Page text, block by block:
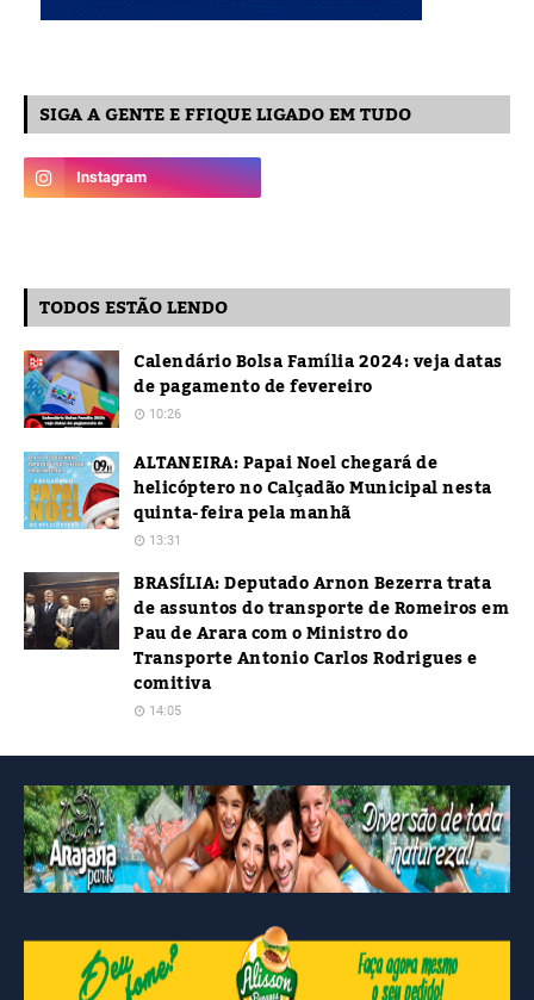
SIGA A GENTE E FFIQUE LIGADO EM TUDO
TODOS ESTÃO LENDO
Calendário Bolsa Família 2024: veja datas
de pagamento de fevereiro
10:26
ALTANEIRA: Papai Noel chegará de
helicóptero no Calçadão Municipal nesta
quinta-feira pela manhã
13:31
BRASÍLIA: Deputado Arnon Bezerra trata
de assuntos do transporte de Romeiros em
Pau de Arara com o Ministro do
Transporte Antonio Carlos Rodrigues e
comitiva
14:05